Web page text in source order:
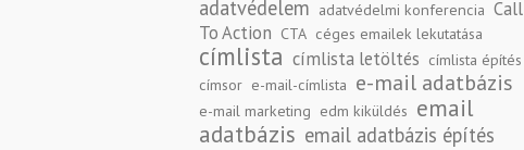
adatvédelem adatvédelmi konferencia Call
To Action CTA céges emailek lekutatása
címlista címlista letöltés címlista építés
címsor e-mail-címlista e-mail adatbázis
e-mail marketing edm kiküldés email
adatbázis email adatbázis építés